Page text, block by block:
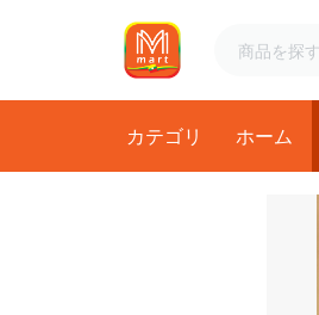
カテゴリ ホーム